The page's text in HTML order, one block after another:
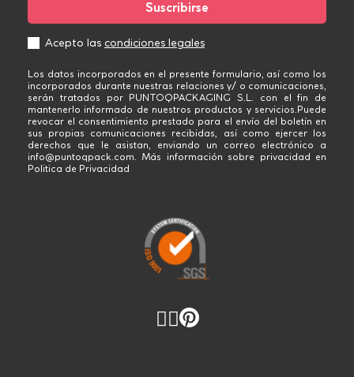
Acepto las condiciones legales
Los datos incorporados en el presente formulario, así como los
incorporados durante nuestras relaciones y/ o comunicaciones,
serán tratados por PUNTOQPACKAGING S.L. con el fin de
mantenerlo informado de nuestros productos y servicios.Puede
revocar el consentimiento prestado para el envío del boletín en
sus propias comunicaciones recibidas, así como ejercer los
derechos que le asistan, enviando un correo electrónico a
info@puntoqpack.com. Más información sobre privacidad en
Politica de Privacidad